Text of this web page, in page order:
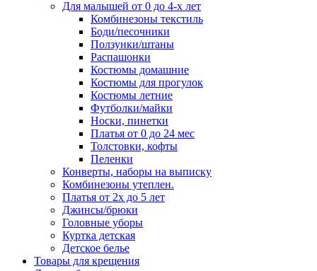
Для малышей от 0 до 4-х лет
Комбинезоны текстиль
Боди/песочники
Ползунки/штаны
Распашонки
Костюмы домашние
Костюмы для прогулок
Костюмы летние
Футболки/майки
Носки, пинетки
Платья от 0 до 24 мес
Толстовки, кофты
Пеленки
Конверты, наборы на выписку
Комбинезоны утеплен.
Платья от 2х до 5 лет
Джинсы/брюки
Головные уборы
Куртка детская
Детское белье
Товары для крещения